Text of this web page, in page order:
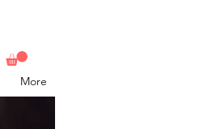
More